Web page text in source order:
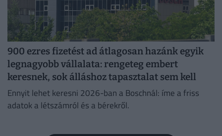
900 ezres fizetést ad átlagosan hazánk egyik
legnagyobb vállalata: rengeteg embert
keresnek, sok álláshoz tapasztalat sem kell
Ennyit lehet keresni 2026-ban a Boschnál: íme a friss
adatok a létszámról és a bérekről.